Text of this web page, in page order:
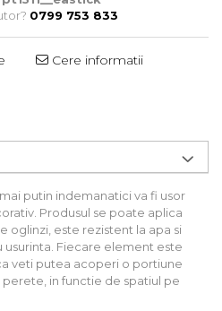
0799 753 833
Cere informatii
putin indemanatici va fi usor
Produsul se poate aplica
oglinzi, este rezistent la apa si
usurinta. Fiecare element este
veti putea acoperi o portiune
in functie de spatiul pe